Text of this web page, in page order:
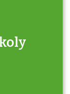
a kde